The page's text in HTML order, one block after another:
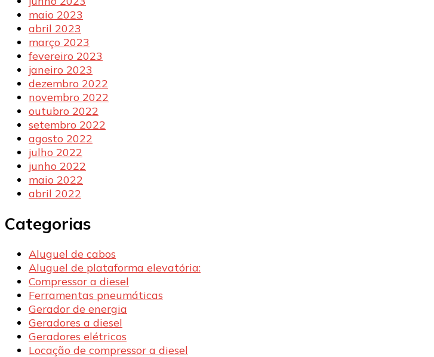
maio 2023
abril 2023
março 2023
fevereiro 2023
janeiro 2023
dezembro 2022
novembro 2022
outubro 2022
setembro 2022
agosto 2022
julho 2022
junho 2022
maio 2022
abril 2022
Categorias
Aluguel de cabos
Aluguel de plataforma elevatória:
Compressor a diesel
Ferramentas pneumáticas
Gerador de energia
Geradores a diesel
Geradores elétricos
Locação de compressor a diesel